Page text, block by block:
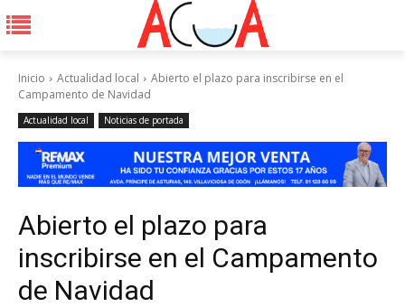
Inicio Actualidad local
Abierto el plazo para inscribirse en el
Campamento de Navidad
Actualidad local Noticias de portada
Abierto el plazo para
inscribirse en el Campamento
de Navidad